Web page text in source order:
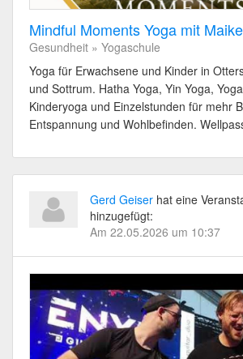
Mindful Moments Yoga mit Maike
Gesundheit » Yogaschule
Yoga für Erwachsene und Kinder in
und Sottrum. Hatha Yoga, Yin Yoga,
Kinderyoga und Einzelstunden für mehr
Entspannung und Wohlbefinden.
Gerd Geiser hat eine
hinzugefügt:
Am 22.05.2026 um 10:37